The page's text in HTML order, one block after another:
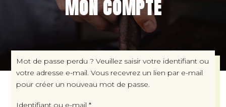
MON COMPTE
Mot de passe perdu ? Veuillez saisir votre identifiant ou
votre adresse e-mail. Vous recevrez un lien par e-mail
pour créer un nouveau mot de passe.
Identifiant ou e-mail*Obligatoire